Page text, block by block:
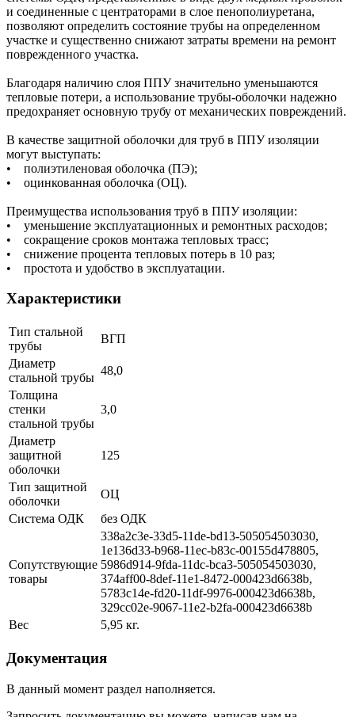
и соединенные с центраторами в слое пенополиуретана,
позволяют определить состояние трубы на определенном
участке и существенно снижают затраты времени на ремонт
поврежденного участка.
Благодаря наличию слоя ППУ значительно уменьшаются
тепловые потери, а использование трубы-оболочки надежно
предохраняет основную трубу от механических повреждений.
В качестве защитной оболочки для труб в ППУ изоляции
могут выступать:
• полиэтиленовая оболочка (ПЭ);
• оцинкованная оболочка (ОЦ).
Преимущества использования труб в ППУ изоляции:
• уменьшение эксплуатационных и ремонтных расходов;
• сокращение сроков монтажа тепловых трасс;
• снижение процента тепловых потерь в 10 раз;
• простота и удобство в эксплуатации.
Характеристики
Тип стальной
трубы
ВГП
Диаметр
стальной трубы
48,0
Толщина
стенки
стальной трубы
3,0
Диаметр
защитной
оболочки
125
Тип защитной
оболочки
ОЦ
Система ОДК
без ОДК
Сопутствующие
товары
338a2c3e-33d5-11de-bd13-505054503030,
1e136d33-b968-11ec-b83c-00155d478805,
5986d914-9fda-11dc-bca3-505054503030,
374aff00-8def-11e1-8472-000423d6638b,
5783c14e-fd20-11df-9976-000423d6638b,
329cc02e-9067-11e2-b2fa-000423d6638b
Вес
5,95 кг.
Документация
В данный момент раздел наполняется.